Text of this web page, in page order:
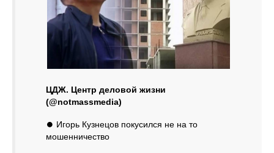
ЦДЖ. Центр деловой жизни
(@notmassmedia)
⏺ Игорь Кузнецов покусился не на то
мошенничество